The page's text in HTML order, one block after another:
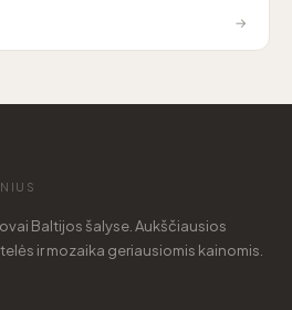
→
Baltijos šalyse. Aukščiausios
ir mozaika geriausiomis kainomis.